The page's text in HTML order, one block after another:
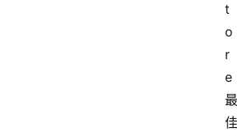
t
o
r
e
最
佳